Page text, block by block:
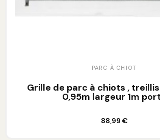
PARC À CHIOT
Grille de parc à chiots ,
0,95m largeur 1m
88,99 €
Ajouter au panier